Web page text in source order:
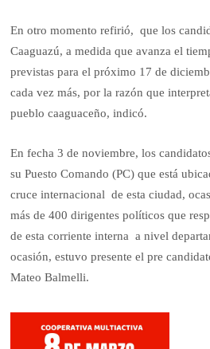
En otro momento refirió, que los
Caaguazú, a medida que avanza el
previstas para el próximo 17 de
cada vez más, por la razón que
pueblo caaguaceño, indicó.
En fecha 3 de noviembre, los
su Puesto Comando (PC) que está
cruce internacional de esta ciudad,
más de 400 dirigentes políticos que
de esta corriente interna a nivel
ocasión, estuvo presente el pre
Mateo Balmelli.